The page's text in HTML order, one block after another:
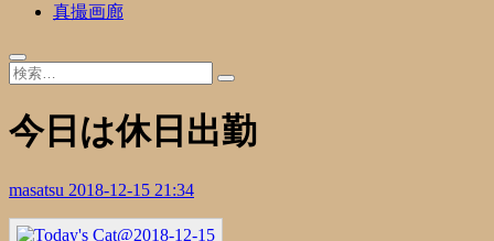
真撮画廊
今日は休日出勤
masatsu 2018-12-15 21:34